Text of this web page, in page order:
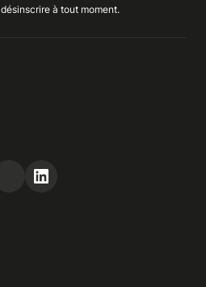
désinscrire à tout moment.